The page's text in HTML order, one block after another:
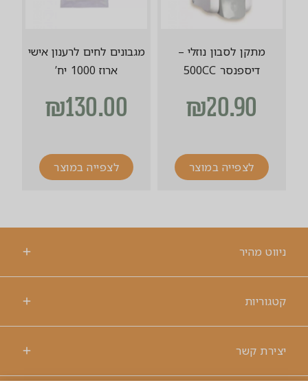
מתקן לסבון נוזלי –
דיספנסר 500CC
₪20.90
לצפייה במוצר
מגבונים לחים לרענון אישי
ארוז 1000 יח’
₪130.00
לצפייה במוצר
ניווט מהיר
קטגוריות
יצירת קשר